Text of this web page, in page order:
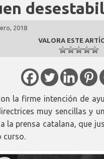
2018
VALORA ESTE
la firme intención de
muy sencillas y
la prensa catalana, que
curso.